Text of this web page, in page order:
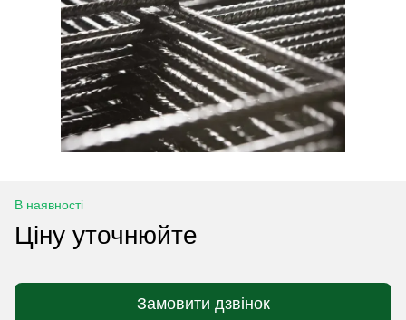
В наявності
Ціну уточнюйте
Замовити дзвінок